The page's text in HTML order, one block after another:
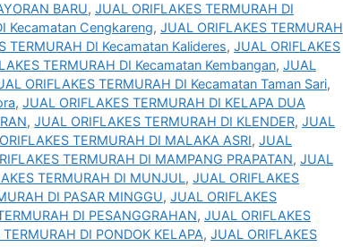
BARU, JUAL ORIFLAKES TERMURAH DI
Kecamatan Cengkareng, JUAL ORIFLAKES TERMURAH
TERMURAH DI Kecamatan Kalideres, JUAL ORIFLAKES
TERMURAH DI Kecamatan Kembangan, JUAL
ORIFLAKES TERMURAH DI Kecamatan Taman Sari,
, JUAL ORIFLAKES TERMURAH DI KELAPA DUA
, JUAL ORIFLAKES TERMURAH DI KLENDER, JUAL
TERMURAH DI MALAKA ASRI, JUAL
TERMURAH DI MAMPANG PRAPATAN, JUAL
TERMURAH DI MUNJUL, JUAL ORIFLAKES
DI PASAR MINGGU, JUAL ORIFLAKES
DI PESANGGRAHAN, JUAL ORIFLAKES
DI PONDOK KELAPA, JUAL ORIFLAKES